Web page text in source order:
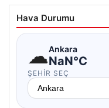
Hava Durumu
☁Ankara
NaN°C
ŞEHIR SEÇ